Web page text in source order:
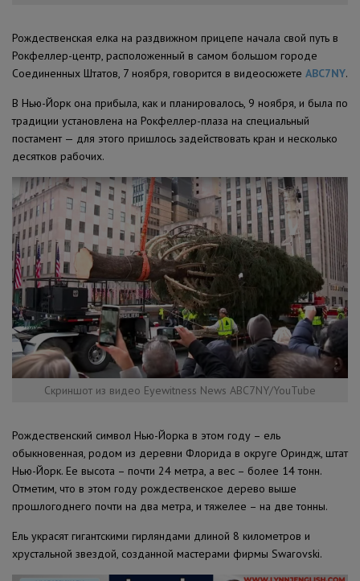
Рождественская елка на раздвижном прицепе начала свой путь в
Рокфеллер-центр, расположенный в самом большом городе
Соединенных Штатов, 7 ноября, говорится в видеосюжете ABC7NY.
В Нью-Йорк она прибыла, как и планировалось, 9 ноября, и была по
традиции установлена на Рокфеллер-плаза на специальный
постамент — для этого пришлось задействовать кран и несколько
десятков рабочих.
Скриншот из видео Eyewitness News ABC7NY/YouTube
Рождественский символ Нью-Йорка в этом году – ель
обыкновенная, родом из деревни Флорида в округе Ориндж, штат
Нью-Йорк. Ее высота – почти 24 метра, а вес – более 14 тонн.
Отметим, что в этом году рождественское дерево выше
прошлогоднего почти на два метра, и тяжелее – на две тонны.
Ель украсят гигантскими гирляндами длиной 8 километров и
хрустальной звездой, созданной мастерами фирмы Swarovski.